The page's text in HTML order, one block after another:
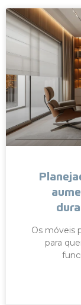
Os móveis
para